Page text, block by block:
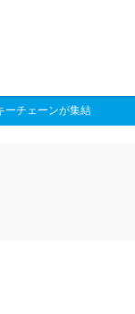
ーチェーンが集結